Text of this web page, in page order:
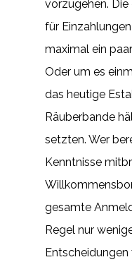
vorzugehen.
für
maximal ein
Oder um es
das heutige
Räuberbande
setzten. Wer
Kenntnisse
gesamte
Regel nur